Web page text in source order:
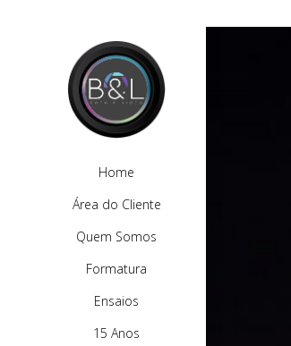
Home
Área do Cliente
Quem Somos
Formatura
Ensaios
15 Anos